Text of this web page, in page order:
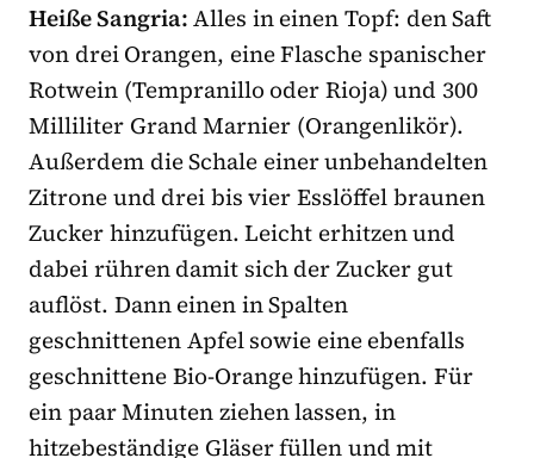
Heiße Sangria:Alles in einen Topf: den Saft
von drei Orangen, eine Flasche spanischer
Rotwein (Tempranillo oder Rioja) und 300
Milliliter Grand Marnier (Orangenlikör).
Außerdem die Schale einer unbehandelten
Zitrone und drei bis vier Esslöffel braunen
Zucker hinzufügen. Leicht erhitzen und
dabei rühren damit sich der Zucker gut
auflöst. Dann einen in Spalten
geschnittenen Apfel sowie eine ebenfalls
geschnittene Bio-Orange hinzufügen. Für
ein paar Minuten ziehen lassen, in
hitzebeständige Gläser füllen und mit